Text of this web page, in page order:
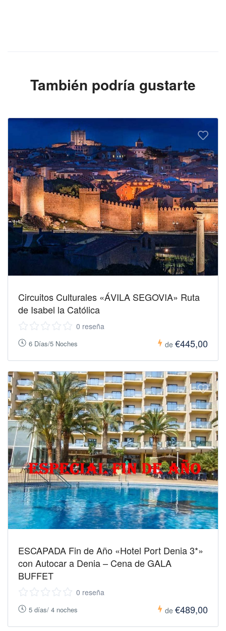
También podría gustarte
Circuitos Culturales «ÁVILA SEGOVIA» Ruta
de Isabel la Católica
0 reseña
6 Días/5 Noches de €445,00
ESCAPADA Fin de Año «Hotel Port Denia 3*»
con Autocar a Denia – Cena de GALA
BUFFET
0 reseña
5 días/ 4 noches de €489,00